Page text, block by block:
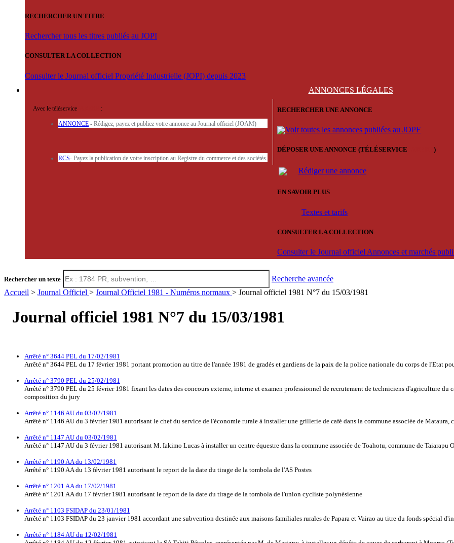
RECHERCHER UN TITRE
Rechercher tous les titres publiés au JOPI
CONSULTER LA COLLECTION
Consulter le Journal officiel Propriété Industrielle (JOPI) depuis 2023
ANNONCES LÉGALES
Avec le téléservice :
ANNONCE - Rédigez, payez et publiez votre annonce au Journal officiel (JOAM)
RCS- Payez la publication de votre inscription au Registre du commerce et des sociétés.
RECHERCHER UNE ANNONCE
Voir toutes les annonces publiées au JOPF
DÉPOSER UNE ANNONCE (TÉLÉSERVICE )
Rédiger une annonce
EN SAVOIR PLUS
Textes et tarifs
CONSULTER LA COLLECTION
Consulter le Journal officiel Annonces et marchés
Rechercher un texte
Recherche avancée
Accueil > Journal Officiel > Journal Officiel 1981 - Numéros normaux > Journal officiel 1981 N°7 du 15/03/1981
Journal officiel 1981 N°7 du 15/03/1981
Arrêté n° 3644 PEL du 17/02/1981
Arrêté n° 3644 PEL du 17 février 1981 portant promotion au titre de l'année 1981 de gradés et gardiens de la paix de la police nationale du corps de l'Etat
Arrêté n° 3790 PEL du 25/02/1981
Arrêté n° 3790 PEL du 25 février 1981 fixant les dates des concours externe, interne et examen professionnel de recrutement de techniciens d'agriculture
composition du jury
Arrêté n° 1146 AU du 03/02/1981
Arrêté n° 1146 AU du 3 février 1981 autorisant le chef du service de l'économie rurale à installer une grillerie de café dans la commune associée de
Arrêté n° 1147 AU du 03/02/1981
Arrêté n° 1147 AU du 3 février 1981 autorisant M. Iakimo Lucas à installer un centre équestre dans la commune associée de Toahotu, commune de Taiarapu
Arrêté n° 1190 AA du 13/02/1981
Arrêté n° 1190 AA du 13 février 1981 autorisant le report de la date du tirage de la tombola de l'AS Postes
Arrêté n° 1201 AA du 17/02/1981
Arrêté n° 1201 AA du 17 février 1981 autorisant le report de la date du tirage de la tombola de l'union cycliste polynésienne
Arrêté n° 1103 FSIDAP du 23/01/1981
Arrêté n° 1103 FSIDAP du 23 janvier 1981 accordant une subvention destinée aux maisons familiales rurales de Papara et Vairao au titre du fonds spécial
Arrêté n° 1184 AU du 12/02/1981